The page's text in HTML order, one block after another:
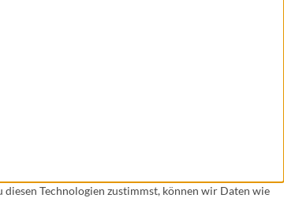
Technologien zustimmst, können wir Daten wie